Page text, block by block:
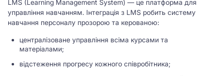
LMS (Learning Management System) — це платформа для
управління навчанням. Інтеграція з LMS робить систему
навчання персоналу прозорою та керованою:
централізоване управління всіма курсами та
матеріалами;
відстеження прогресу кожного співробітника;